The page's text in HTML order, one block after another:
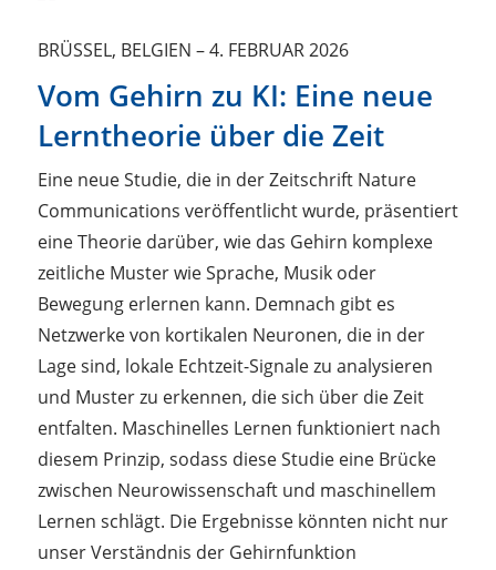
BRÜSSEL, BELGIEN –4. FEBRUAR 2026
Vom Gehirn zu KI: Eine neue
Lerntheorie über die Zeit
Eine neue Studie, die in der Zeitschrift Nature
Communications veröffentlicht wurde, präsentiert
eine Theorie darüber, wie das Gehirn komplexe
zeitliche Muster wie Sprache, Musik oder
Bewegung erlernen kann. Demnach gibt es
Netzwerke von kortikalen Neuronen, die in der
Lage sind, lokale Echtzeit-Signale zu analysieren
und Muster zu erkennen, die sich über die Zeit
entfalten. Maschinelles Lernen funktioniert nach
diesem Prinzip, sodass diese Studie eine Brücke
zwischen Neurowissenschaft und maschinellem
Lernen schlägt. Die Ergebnisse könnten nicht nur
unser Verständnis der Gehirnfunktion